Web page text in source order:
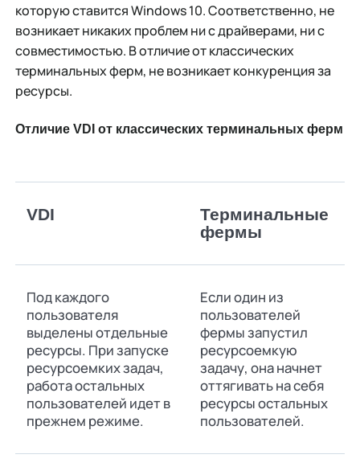
которую ставится Windows 10. Соответственно, не
возникает никаких проблем ни с драйверами, ни с
совместимостью. В отличие от классических
терминальных ферм, не возникает конкуренция за
ресурсы.
Отличие VDI от классических терминальных ферм
VDI
Терминальные
фермы
Под каждого
пользователя
выделены отдельные
ресурсы. При запуске
ресурсоемких задач,
работа остальных
пользователей идет в
прежнем режиме.
Если один из
пользователей
фермы запустил
ресурсоемкую
задачу, она начнет
оттягивать на себя
ресурсы остальных
пользователей.